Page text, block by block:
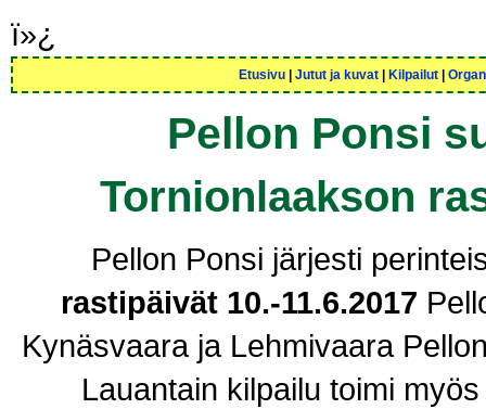
ï»¿
Etusivu| Jutut ja kuvat| Kilpailut|
Pellon Ponsi
Tornionlaakson
Pellon Ponsi järjesti
rastipäivät 10.-11.6.2017
Kynäsvaara ja Lehmivaara
Lauantain kilpailu toimi